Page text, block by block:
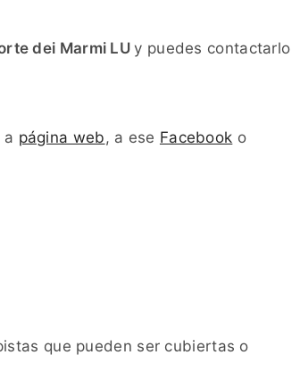
dei Marmi LUy puedes contactarlo
a página web, a ese Facebook o
que pueden ser cubiertas o